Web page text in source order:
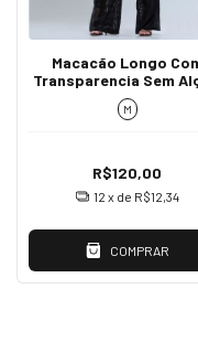
Macacão Longo
Transparencia Sem
Rita
M
R$120,00
12 x de R$12,34
COMPRAR